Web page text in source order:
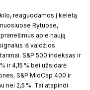
reaguodamos į keletą
Rytuose,
apie naują
iš valdžios
S&P 500 indeksas ir
ir 4,15 % bei užsidarė
S&P MidCap 400 ir
nei 2,5 %. Tai atspindi